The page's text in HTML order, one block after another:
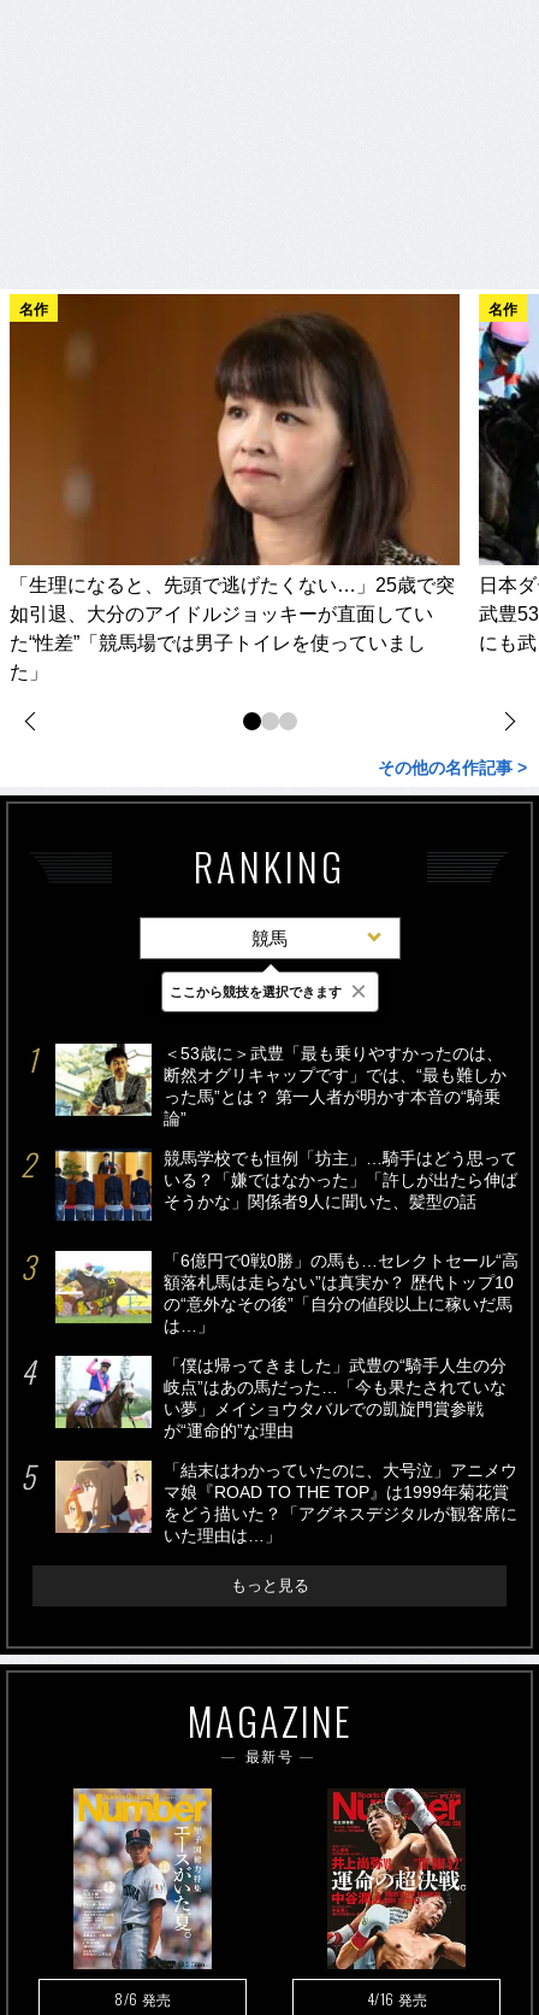
名作
「生理になると、先頭で逃げたくない…」25歳で突
如引退、大分のアイドルジョッキーが直面してい
た“性差”「競馬場では男子トイレを使っていまし
た」
名作
日本
武豊
にも
その他の名作記事 >
RANKING
競馬
最新 24時間 週間
＜53歳に＞武豊「最も乗りやすかったのは、
断然オグリキャップです」では、“最も難しか
った馬”とは？ 第一人者が明かす本音の“騎乗
論”
競馬学校でも恒例「坊主」…騎手はどう思って
いる？「嫌ではなかった」「許しが出たら伸ば
そうかな」関係者9人に聞いた、髪型の話
「6億円で0戦0勝」の馬も…セレクトセール“高
額落札馬は走らない”は真実か？ 歴代トップ10
の“意外なその後”「自分の値段以上に稼いだ馬
は…」
「僕は帰ってきました」武豊の“騎手人生の分
岐点”はあの馬だった…「今も果たされていな
い夢」メイショウタバルでの凱旋門賞参戦
が“運命的”な理由
「結末はわかっていたのに、大号泣」アニメウ
マ娘『ROAD TO THE TOP』は1999年菊花賞
をどう描いた？「アグネスデジタルが観客席に
いた理由は…」
もっと見る
MAGAZINE
最新号
8/6 発売 4/16 発売
ここから競技を選択できます ×